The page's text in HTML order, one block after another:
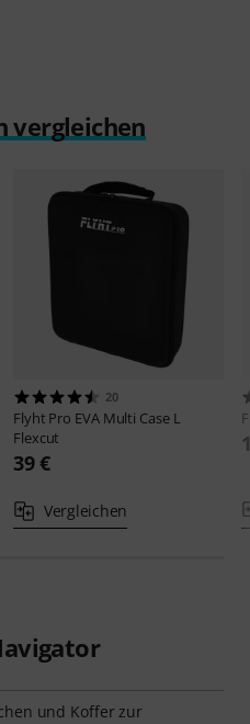
vergleichen
20
Flyht Pro EVA Multi Case L
Flexcut
39 €
Vergleichen
und Koffer zur